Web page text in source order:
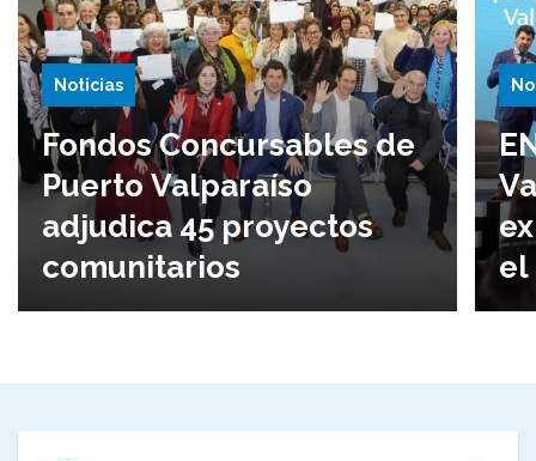
Noticias
Fondos Concursables de
Puerto Valparaíso
adjudica 45 proyectos
comunitarios
el